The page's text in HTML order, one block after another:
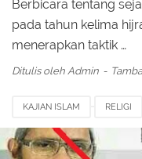
Berbicara tentang
pada tahun kelima
menerapkan taktik …
Ditulis oleh Admin
KAJIAN ISLAM RELIGI